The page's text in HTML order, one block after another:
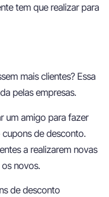
tem que realizar para
mais clientes? Essa
pelas empresas.
um amigo para fazer
de desconto.
a realizarem novas
novos.
de desconto